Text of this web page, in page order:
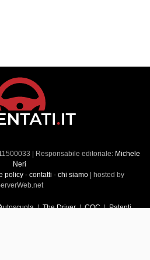
| Responsabile editoriale: Michele
Neri
policy- contatti - chi siamo| hosted by
|The Driver|CQC|Patenti